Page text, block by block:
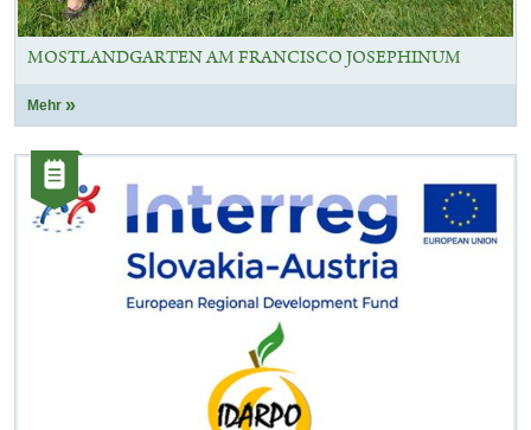
MOSTLANDGARTEN AM FRANCISCO JOSEPHINUM
Mehr
Kategorie:
Artikel